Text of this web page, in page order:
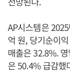
AP시스템은
억 원, 당기순이
매출은 32.8%.
은 50.4% 급감했